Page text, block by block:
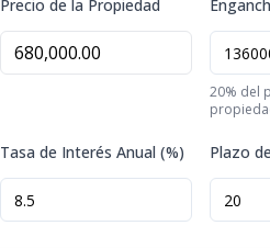
Precio de la Propiedad
20% del
Tasa de Interés Anual (%) Plazo